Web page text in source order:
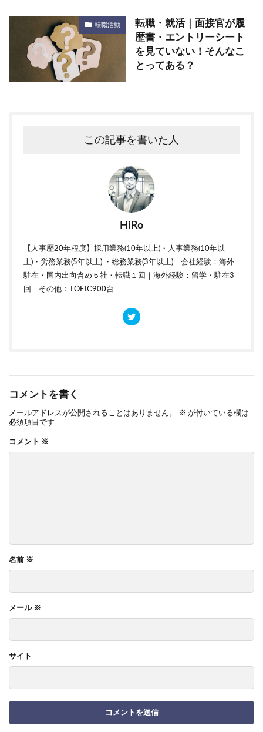
転職活動
転職・就活｜面接官が履
歴書・エントリーシート
を見ていない！そんなこ
とってある？
この記事を書いた人
HiRo
【人事歴20年程度】採用業務(10年以上)・人事業務(10年以
上)・労務業務(5年以上) ・総務業務(3年以上)｜会社経験：海外
駐在・国内出向含め５社・転職１回｜海外経験：留学・駐在3
回｜その他：TOEIC900台
コメントを書く
メールアドレスが公開されることはありません。 ※ が付いている欄は
必須項目です
コメント ※
名前 ※
メール ※
サイト